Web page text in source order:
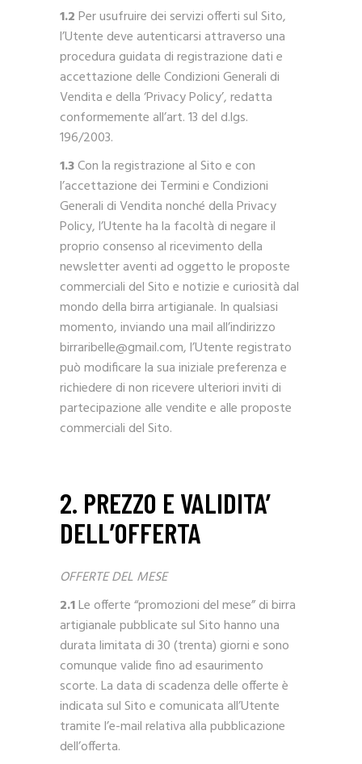
1.2Per usufruire dei servizi offerti sul Sito,
l’Utente deve autenticarsi attraverso una
procedura guidata di registrazione dati e
accettazione delle Condizioni Generali di
Vendita e della ‘Privacy Policy’, redatta
conformemente all’art. 13 del d.lgs.
196/2003.
1.3Con la registrazione al Sito e con
l’accettazione dei Termini e Condizioni
Generali di Vendita nonché della Privacy
Policy, l’Utente ha la facoltà di negare il
proprio consenso al ricevimento della
newsletter aventi ad oggetto le proposte
commerciali del Sito e notizie e curiosità dal
mondo della birra artigianale. In qualsiasi
momento, inviando una mail all’indirizzo
birraribelle@gmail.com, l’Utente registrato
può modificare la sua iniziale preferenza e
richiedere di non ricevere ulteriori inviti di
partecipazione alle vendite e alle proposte
commerciali del Sito.
2. PREZZO E VALIDITA’
DELL’OFFERTA
OFFERTE DEL MESE
2.1Le offerte “promozioni del mese” di birra
artigianale pubblicate sul Sito hanno una
durata limitata di 30 (trenta) giorni e sono
comunque valide fino ad esaurimento
scorte. La data di scadenza delle offerte è
indicata sul Sito e comunicata all’Utente
tramite l’e-mail relativa alla pubblicazione
dell’offerta.